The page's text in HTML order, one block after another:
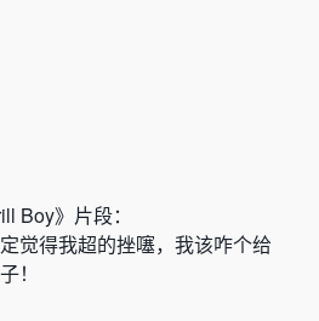
Boy》片段：
觉得我超的挫噻，我该咋个给
！